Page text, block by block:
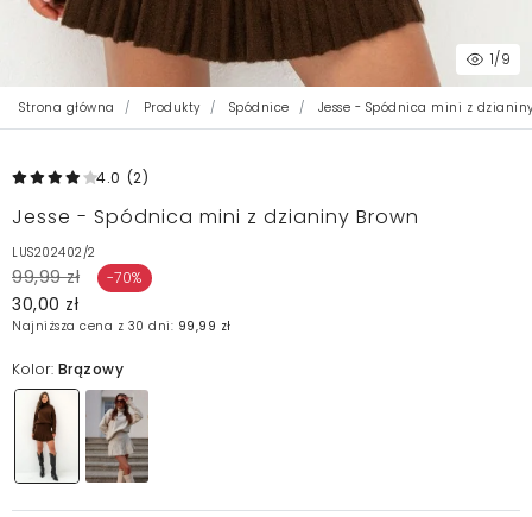
1/9
Strona główna Produkty Spódnice Jesse - Spódnica mini z
4.0 (2)
Jesse - Spódnica mini z dzianiny Brown
LUS202402/2
99,99 zł -70%
30,00 zł
Najniższa cena z 30 dni: 99,99 zł
Kolor: Brązowy